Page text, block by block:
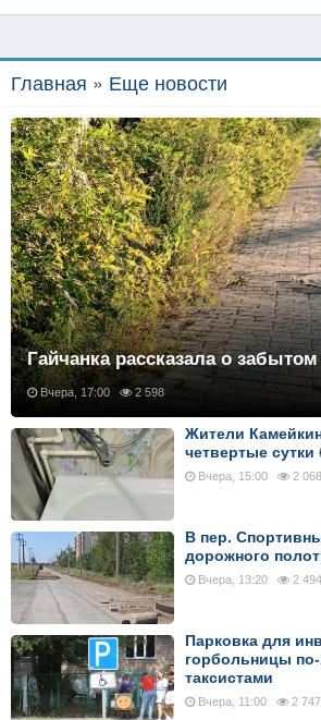
Главная » Еще новости
Гайчанка рассказала о забытом
Вчера, 17:00 2 598
Жители
четвертые
Вчера, 15:00 2 068
В пер.
дорожного
Вчера, 13:20 2 494
Парковка для
горбольницы
таксистами
Вчера, 11:00 2 747